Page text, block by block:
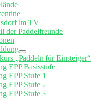
im TV
der Paddelfreunde
„Paddeln für Einsteiger“
EPP Basisstufe
EPP Stufe 1
EPP Stufe 2
EPP Stufe 3